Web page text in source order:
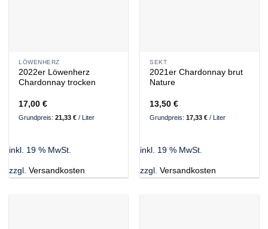
LÖWENHERZ
2022er Löwenherz
Chardonnay trocken
17,00€
Grundpreis:21,33€ /Liter
inkl. 19 % MwSt.
zzgl. Versandkosten
SEKT
2021er Chardonnay brut
Nature
13,50€
Grundpreis:17,33€ /Liter
inkl. 19 % MwSt.
zzgl. Versandkosten